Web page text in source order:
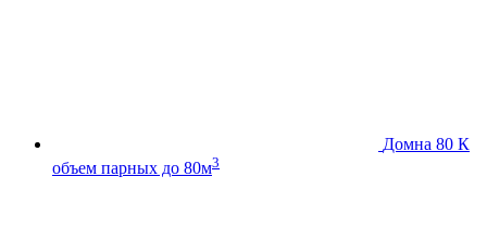
Домна 80 К
объем парных до 80м3